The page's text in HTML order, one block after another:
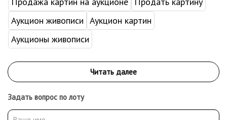
Аукцион живописи Аукцион картин
Аукционы живописи
Задать вопрос по лоту